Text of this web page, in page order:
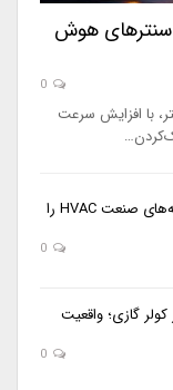
هوش
با افزایش سرعت
افزایش قیمت آلومینیوم، هزینه‌های صنعت HVAC را
گازی؛ واقعیت